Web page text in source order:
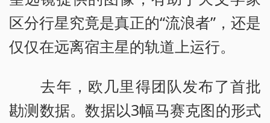
区分行星究竟是真正的“流浪者”，还是
仅仅在远离宿主星的轨道上运行。
去年，欧几里得团队发布了首批
勘测数据。数据以3幅马赛克图的形式